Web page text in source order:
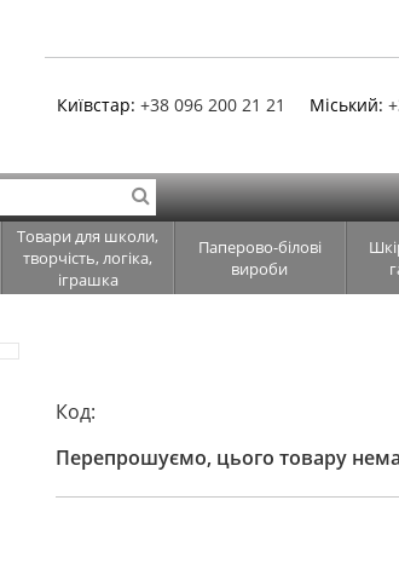
Київстар: +38 096 200 21 21 Міський:
Товари для школи,
творчість, логіка,
іграшка
Паперово-білові
вироби
Код:
Перепрошуємо, цього товару нема